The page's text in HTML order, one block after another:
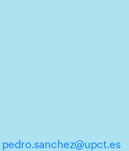
pedro.sanchez@upct.es